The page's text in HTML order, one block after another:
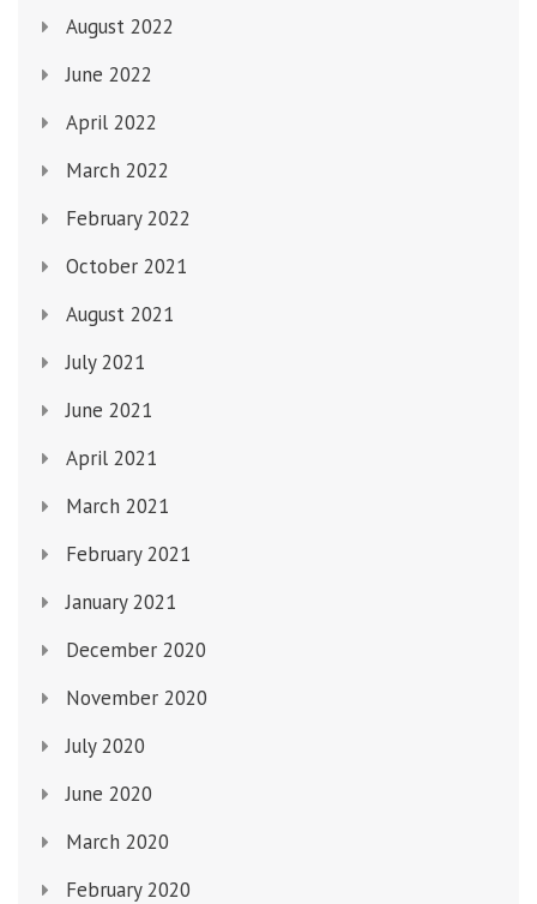
August 2022
June 2022
April 2022
March 2022
February 2022
October 2021
August 2021
July 2021
June 2021
April 2021
March 2021
February 2021
January 2021
December 2020
November 2020
July 2020
June 2020
March 2020
February 2020